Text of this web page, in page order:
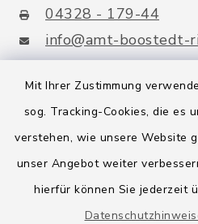
Mit Ihrer Zustimmung
sog. Tracking-Cookies, die es
verstehen, wie unsere Website
unser Angebot weiter
hierfür können Sie jederzeit
04328 - 179-44
info@amt-boostedt-
Quicklinks
Amt Boostedt-Rickling
Amtsbroschüre